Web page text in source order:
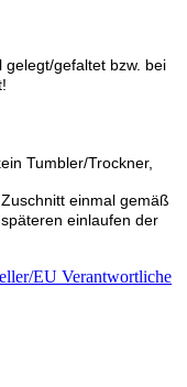
gefaltet bzw. bei
einmal gemäß
einlaufen der
EU Verantwortliche